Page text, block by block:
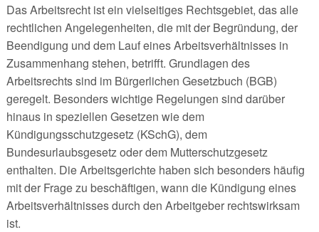
Das Arbeitsrecht ist ein vielseitiges Rechtsgebiet, das alle
rechtlichen Angelegenheiten, die mit der Begründung, der
Beendigung und dem Lauf eines Arbeitsverhältnisses in
Zusammenhang stehen, betrifft. Grundlagen des
Arbeitsrechts sind im Bürgerlichen Gesetzbuch (BGB)
geregelt. Besonders wichtige Regelungen sind darüber
hinaus in speziellen Gesetzen wie dem
Kündigungsschutzgesetz (KSchG), dem
Bundesurlaubsgesetz oder dem Mutterschutzgesetz
enthalten. Die Arbeitsgerichte haben sich besonders häufig
mit der Frage zu beschäftigen, wann die Kündigung eines
Arbeitsverhältnisses durch den Arbeitgeber rechtswirksam
ist.